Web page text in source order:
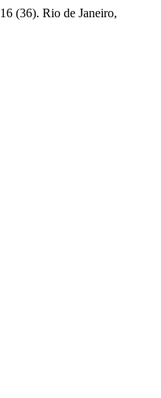
16 (36). Rio de Janeiro,